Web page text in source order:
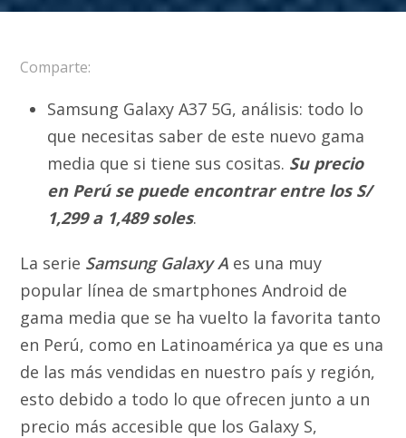
Comparte:
Samsung Galaxy A37 5G, análisis: todo lo
que necesitas saber de este nuevo gama
media que si tiene sus cositas. Su precio
en Perú se puede encontrar entre los S/
1,299 a 1,489 soles.
La serie Samsung Galaxy A es una muy
popular línea de smartphones Android de
gama media que se ha vuelto la favorita tanto
en Perú, como en Latinoamérica ya que es una
de las más vendidas en nuestro país y región,
esto debido a todo lo que ofrecen junto a un
precio más accesible que los Galaxy S,